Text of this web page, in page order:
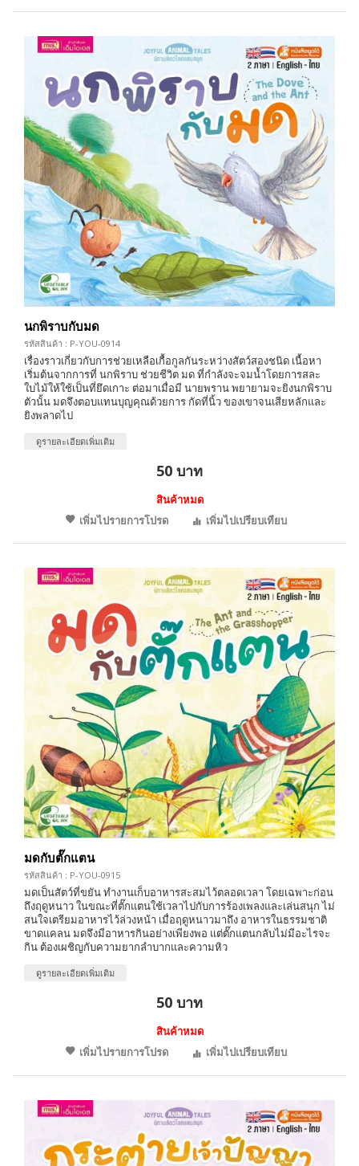
นกพิราบกับมด
รหัสสินค้า : P-YOU-0914
เรื่องราวเกี่ยวกับการช่วยเหลือเกื้อกูลกันระหว่างสัตว์สองชนิด เนื้อหา
เริ่มต้นจากการที่ นกพิราบ ช่วยชีวิต มด ที่กำลังจะจมน้ำโดยการสละ
ใบไม้ให้ใช้เป็นที่ยึดเกาะ ต่อมาเมื่อมี นายพราน พยายามจะยิงนกพิราบ
ตัวนั้น มดจึงตอบแทนบุญคุณด้วยการ กัดที่นิ้ว ของเขาจนเสียหลักและ
ยิงพลาดไป
ดูรายละเอียดเพิ่มเติม
50 บาท
สินค้าหมด
เพิ่มไปรายการโปรด
เพิ่มไปเปรียบเทียบ
มดกับตั๊กแตน
รหัสสินค้า : P-YOU-0915
มดเป็นสัตว์ที่ขยัน ทำงานเก็บอาหารสะสมไว้ตลอดเวลา โดยเฉพาะก่อน
ถึงฤดูหนาว ในขณะที่ตั๊กแตนใช้เวลาไปกับการร้องเพลงและเล่นสนุก ไม่
สนใจเตรียมอาหารไว้ล่วงหน้า เมื่อฤดูหนาวมาถึง อาหารในธรรมชาติ
ขาดแคลน มดจึงมีอาหารกินอย่างเพียงพอ แต่ตั๊กแตนกลับไม่มีอะไรจะ
กิน ต้องเผชิญกับความยากลำบากและความหิว
ดูรายละเอียดเพิ่มเติม
50 บาท
สินค้าหมด
เพิ่มไปรายการโปรด
เพิ่มไปเปรียบเทียบ